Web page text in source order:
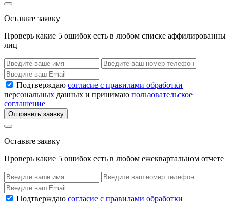
Оставьте заявку
Проверь какие 5 ошибок есть в любом списке аффилированны
лиц
Подтверждаю согласие с правилами обработки
персональных данных и принимаю пользовательское
соглашение
Отправить заявку
Оставьте заявку
Проверь какие 5 ошибок есть в любом ежеквартальном отчете
Подтверждаю согласие с правилами обработки